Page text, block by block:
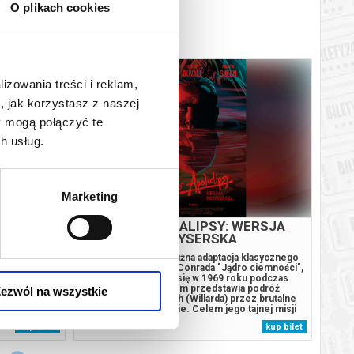
O plikach cookies
treści i reklam,
jak korzystasz z naszej
połączyć te
usług.
Marketing
na wszystkie
na
z
o
Alicja,
kup bilet
CZAS APOKALIPSY: WERSJA
REŻYSERSKA
"Czas apokalipsy" to luźna adaptacja klasycznego
opowiadania Josepha Conrada "Jądro ciemności",
której akcja rozgrywa się w 1969 roku podczas
wojny w Wietnamie. Film przedstawia podróż
kapitana sił specjalnych (Willarda) przez brutalne
strefy walk w Wietnamie. Celem jego tajnej misji
jest eliminacja pułkownika Kurtza, który ustanowił
bezwzględną dyktaturę. W miarę jak Willard
podróżuje przez szaleństwo...
kup bilet